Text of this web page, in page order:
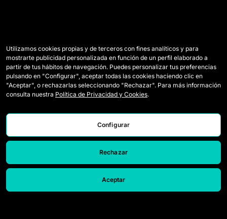
Utilizamos cookies propias y de terceros con fines analíticos y para
mostrarte publicidad personalizada en función de un perfil elaborado a
partir de tus hábitos de navegación. Puedes personalizar tus preferencias
pulsando en "Configurar", aceptar todas las cookies haciendo clic en
"Aceptar", o rechazarlas seleccionando "Rechazar". Para más información
consulta nuestra Política de Privacidad y Cookies.
Configurar
Rechazar
Aceptar